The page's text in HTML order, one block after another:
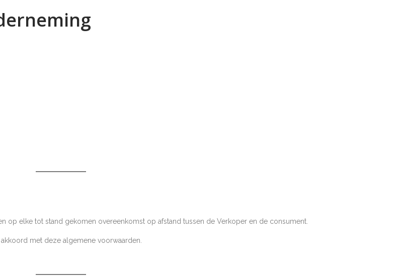
op elke tot stand gekomen overeenkomst op afstand tussen de Verkoper en de consument.
met deze algemene voorwaarden.